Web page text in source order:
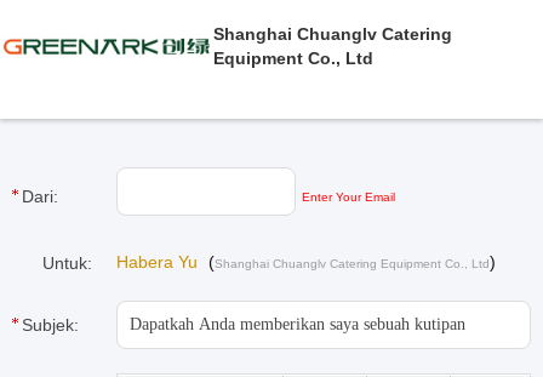
Shanghai Chuanglv Catering
Equipment Co., Ltd
Dari: Enter Your Email
Untuk: Habera Yu (Shanghai Chuanglv Catering Equipment Co., Ltd)
Subjek: